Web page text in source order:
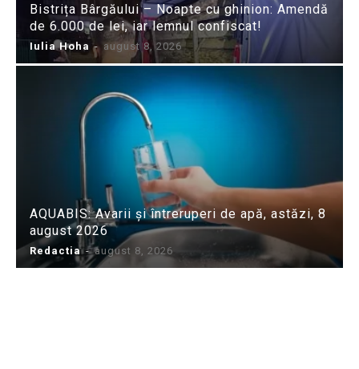
Bistrița Bârgăului – Noapte cu ghinion: Amendă
de 6.000 de lei, iar lemnul confiscat!
Iulia Hoha - august 8, 2026
AQUABIS: Avarii și întreruperi de apă, astăzi, 8
august 2026
Redactia - august 8, 2026